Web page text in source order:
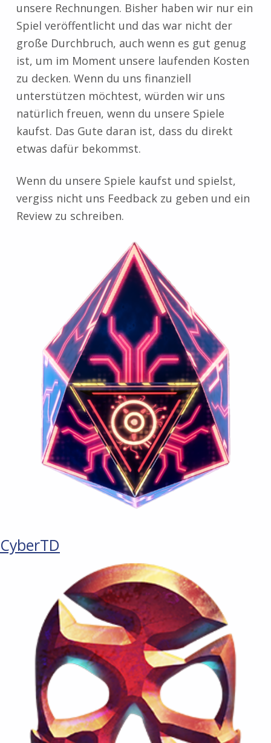
unsere Rechnungen. Bisher haben wir nur ein
Spiel veröffentlicht und das war nicht der
große Durchbruch, auch wenn es gut genug
ist, um im Moment unsere laufenden Kosten
zu decken. Wenn du uns finanziell
unterstützen möchtest, würden wir uns
natürlich freuen, wenn du unsere Spiele
kaufst. Das Gute daran ist, dass du direkt
etwas dafür bekommst.
Wenn du unsere Spiele kaufst und spielst,
vergiss nicht uns Feedback zu geben und ein
Review zu schreiben.
CyberTD